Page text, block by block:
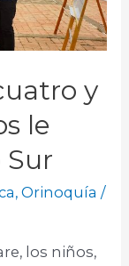
y
le
Sur
,Orinoquía /
los niños,